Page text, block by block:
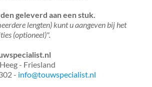
geleverd aan een stuk.
lengten) kunt u aangeven bij het
(optioneel)".
- Friesland
- info@touwspecialist.nl